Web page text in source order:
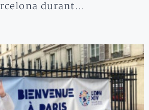
durant…